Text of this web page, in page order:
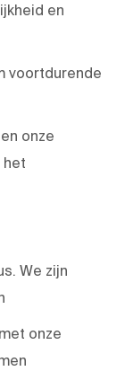
en
voortdurende
onze
het
We zijn
onze